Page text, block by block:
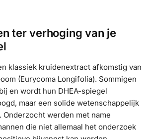
ter verhoging van je
klassiek kruidenextract afkomstig van
(Eurycoma Longifolia). Sommigen
en wordt hun DHEA-spiegel
maar een solide wetenschappelijk
Onderzocht werden met name
die niet allemaal het onderzoek